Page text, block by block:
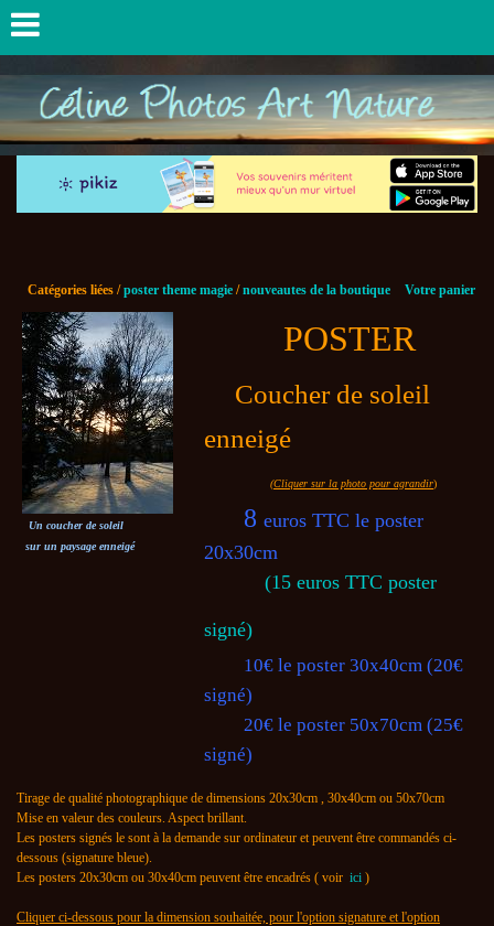
Catégories liées /poster theme magie /nouveautes de la boutique Votre panier
Un coucher de soleil
sur un paysage enneigé
POSTER
Coucher de soleil
enneigé
(Cliquer sur la photo pour agrandir)
8 euros TTC le poster
20x30cm
(15 euros TTC poster
signé)
10€ le poster 30x40cm (20€
signé)
20€ le poster 50x70cm (25€
signé)
Tirage de qualité photographique de dimensions 20x30cm , 30x40cm ou 50x70cm
Mise en valeur des couleurs. Aspect brillant.
Les posters signés le sont à la demande sur ordinateur et peuvent être commandés ci-
dessous (signature bleue).
Les posters 20x30cm ou 30x40cm peuvent être encadrés ( voir ici )
Cliquer ci-dessous pour la dimension souhaitée, pour l'option signature et l'option